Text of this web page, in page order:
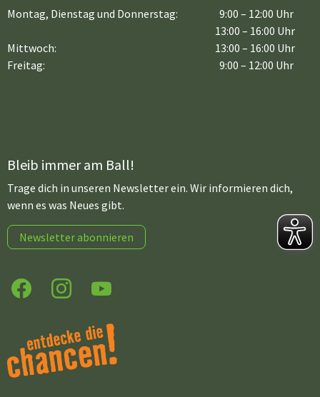
Montag, Dienstag und Donnerstag:
9:00 – 12:00 Uhr
13:00 – 16:00 Uhr
Mittwoch:
Freitag:
13:00 – 16:00 Uhr
9:00 – 12:00 Uhr
Bleib immer am Ball!
Trage dich in unseren Newsletter ein. Wir informieren dich,
wenn es was Neues gibt.
Newsletter abonnieren